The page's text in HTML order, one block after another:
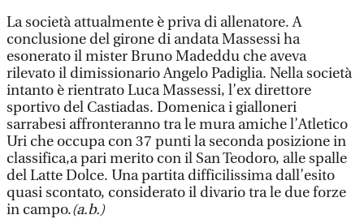
La società attualmente è priva di allenatore. A
conclusione del girone di andata Massessi ha
esonerato il mister Bruno Madeddu che aveva
rilevato il dimissionario Angelo Padiglia. Nella società
intanto è rientrato Luca Massessi, l’ex direttore
sportivo del Castiadas. Domenica i gialloneri
sarrabesi affronteranno tra le mura amiche l’Atletico
Uri che occupa con 37 punti la seconda posizione in
classifica,a pari merito con il San Teodoro, alle spalle
del Latte Dolce. Una partita difficilissima dall’esito
quasi scontato, considerato il divario tra le due forze
in campo.(a.b.)